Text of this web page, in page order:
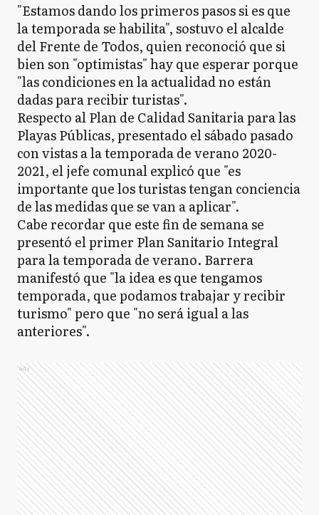
"Estamos dando los primeros pasos si es que
la temporada se habilita", sostuvo el alcalde
del Frente de Todos, quien reconoció que si
bien son "optimistas" hay que esperar porque
"las condiciones en la actualidad no están
dadas para recibir turistas".
Respecto al Plan de Calidad Sanitaria para las
Playas Públicas, presentado el sábado pasado
con vistas a la temporada de verano 2020-
2021, el jefe comunal explicó que "es
importante que los turistas tengan conciencia
de las medidas que se van a aplicar".
Cabe recordar que este fin de semana se
presentó el primer Plan Sanitario Integral
para la temporada de verano. Barrera
manifestó que "la idea es que tengamos
temporada, que podamos trabajar y recibir
turismo" pero que "no será igual a las
anteriores".
Ads